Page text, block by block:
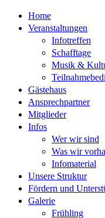
Home
Veranstaltungen
Infotreffen
Schafftage
Musik &
Gästehaus
Ansprechpartner
Mitglieder
Infos
Wer wir sind
Was wir
Infomaterial
Unsere Struktur
Fördern und
Galerie
Frühling